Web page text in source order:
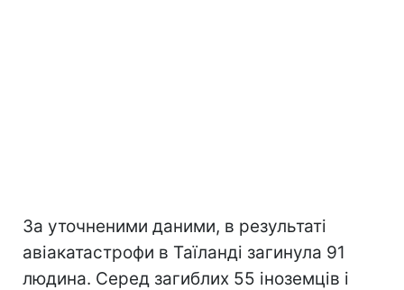
За уточненими даними, в результаті
авіакатастрофи в Таїланді загинула 91
людина. Серед загиблих 55 іноземців і